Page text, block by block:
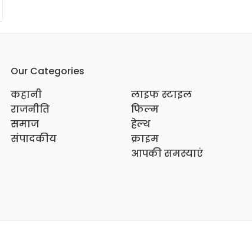
Our Categories
कहानी
राजनीति
समाज
संपादकीय
लाइफ स्टाइल
फिल्म
हेल्थ
क्राइम
आपकी समस्याएं